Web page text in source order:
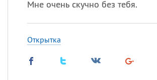
Мне очень скучно без тебя.
Открытка